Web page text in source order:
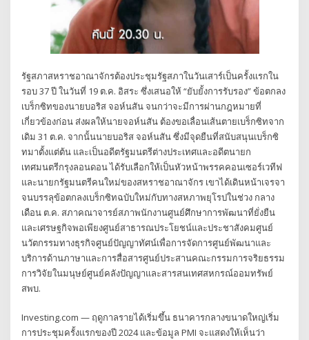
รัฐสภาสหราชอาณาจักรต้องประชุมรัฐสภาในวันเสาร์เป็นครั้งแรกใน
รอบ 37 ปี ในวันที่ 19 ต.ค. อิสระ ซึ่งเสนอให้ “ยับยั้งการรับรอง” ข้อตกลง
เบร็กซิทของนายบอริส จอห์นสัน จนกว่าจะมีการผ่านกฎหมายที่
เกี่ยวข้องก่อน ส่งผลให้นายจอห์นสัน ต้องขอเลื่อนเส้นตายเบร็กซิทจาก
เดิม 31 ต.ค. จากนั้นนายบอริส จอห์นสัน ซึ่งมีจุดยืนที่สนับสนุนเบร็กซิ
ทมาตั้งแต่ต้น และเป็นอดีตรัฐมนตรีต่างประเทศและอดีตนายก
เทศมนตรีกรุงลอนดอน ได้รับเลือกให้เป็นหัวหน้าพรรคคอนเซอร์เวทีฟ
และนายกรัฐมนตรีคนใหม่ของสหราชอาณาจักร เขาได้เดินหน้าเจรจา
จนบรรลุข้อตกลงเบร็กซิทฉบับใหม่กับทางสหภาพยุโรปในช่วง กลาง
เดือน ต.ค. สภาคณาจารย์สภาพนักงานศูนย์ศึกษาการพัฒนาที่ยั่งยืน
และเศรษฐกิจพอเพียงศูนย์สาธารณประโยชน์และประชาสังคมศูนย์
นวัตกรรมทางธุรกิจศูนย์ปัญญาทัศน์เพื่อการจัดการศูนย์พัฒนาและ
บริการด้านภาษาและการสื่อสารศูนย์ประสานคณะกรรมการจริยธรรม
การวิจัยในมนุษย์ศูนย์คลังปัญญาและสารสนเทศสหกรณ์ออมทรัพย์
สพบ.
Investing.com — ฤดูกาลรายได้เริ่มขึ้น ธนาคารกลางขนาดใหญ่เริ่ม
การประชุมครั้งแรกของปี 2024 และข้อมูล PMI จะแสดงให้เห็นว่า